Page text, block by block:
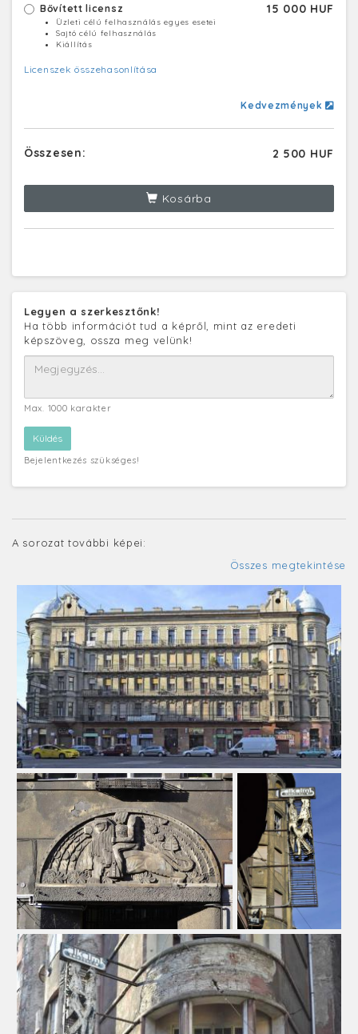
Bővített licensz 15 000 HUF
Üzleti célú felhasználás egyes esetei
Sajtó célú felhasználás
Kiállítás
Licenszek összehasonlítása
Kedvezmények
Összesen: 2 500 HUF
Kosárba
Legyen a szerkesztőnk!
Ha több információt tud a képről, mint az eredeti
képszöveg, ossza meg velünk!
Max. 1000 karakter
Bejelentkezés szükséges!
A sorozat további képei:
Összes megtekintése